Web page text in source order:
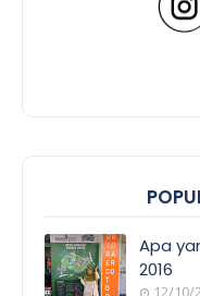
Apa
2016
12/10/